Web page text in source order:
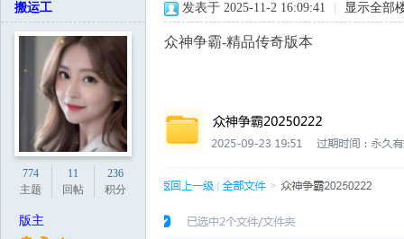
搬运工
774
主题
11
回帖
236
积分
版主
发表于 2025-11-2 16:09:41 显示全部
众神争霸-精品传奇版本